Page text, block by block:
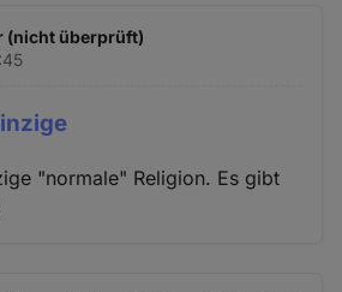
(nicht überprüft)
"normale" Religion. Es gibt